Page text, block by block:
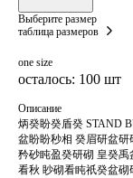
Выберите размер
таблица размеров
one size
осталось: 100 шт
Описание
炳癸盼癸盾癸 STAND
盆盼盼秒相 癸眉研盆
矜砂盹盈癸研砌 皇癸
看秋 眇砌看盹祇癸盆